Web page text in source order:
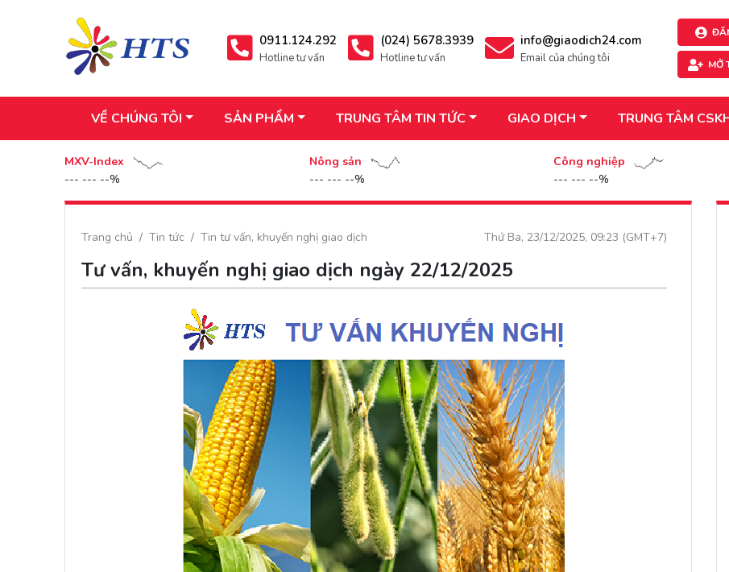
0911.124.292
Hotline tư vấn
(024) 5678.3939
Hotline tư vấn
info@giaodich24.com
Email của chúng tôi MỞ
VỀ CHÚNG TÔI SẢN PHẨM TRUNG TÂM TIN TỨC GIAO DỊCH TRUNG TÂM
MXV-Index
--- --- --%
Nông sản
--- --- --%
Công nghiệp
--- --- --%
Thứ Ba, 23/12/2025, 09:23 (GMT+7)
Trang chủ Tin tức Tin tư vấn, khuyến nghị giao dịch
Tư vấn, khuyến nghị giao dịch ngày 22/12/2025